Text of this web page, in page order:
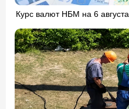
Курс валют НБМ на 6 августа